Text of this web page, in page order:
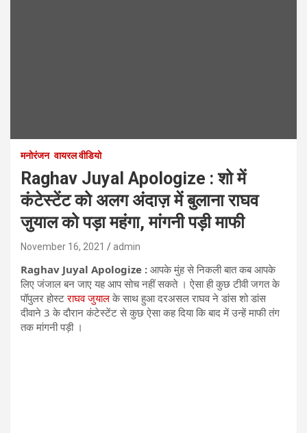
मनोरंजन वायरल वीडियो
Raghav Juyal Apologize : शो में
कंटेस्टेंट को अलग अंदाज़ में बुलाना राघव
जुयाल को पड़ा महंगा, मांगनी पड़ी माफी
November 16, 2021 admin
Raghav Juyal Apologize : आपके मुंह से निकली बात कब आपके
लिए जंजाल बन जाए यह आप सोच नहीं सकते । ऐसा ही कुछ टीवी जगत के
पॉपुलर होस्टराघव जुयालके साथ हुआ दरअसल राघव ने डांस शो डांस
दीवाने 3 के दौरान कंटेस्टेंट से कुछ ऐसा कह दिया कि बाद में उन्हें माफी तंग
तक मांगनी पड़ी ।